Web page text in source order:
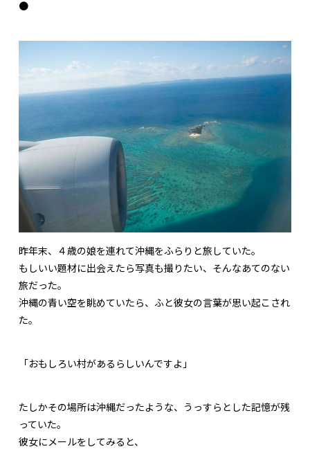
●
昨年末、４歳の娘を連れて沖縄をふらりと旅していた。
もしいい題材に出会えたら写真も撮りたい、そんなあてのない
旅だった。
沖縄の青い空を眺めていたら、ふと彼女の言葉が思い起こされ
た。
「おもしろい村があるらしいんですよ」
たしかその場所は沖縄だったような、うっすらとした記憶が残
っていた。
彼女にメールをしてみると、